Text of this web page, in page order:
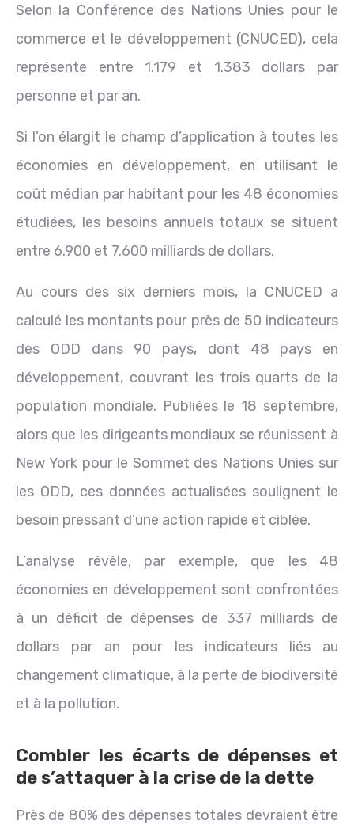
Selon la Conférence des Nations Unies pour le
commerce et le développement (CNUCED), cela
représente entre 1.179 et 1.383 dollars par
personne et par an.
Si l’on élargit le champ d’application à toutes les
économies en développement, en utilisant le
coût médian par habitant pour les 48 économies
étudiées, les besoins annuels totaux se situent
entre 6.900 et 7.600 milliards de dollars.
Au cours des six derniers mois, la CNUCED a
calculé les montants pour près de 50 indicateurs
des ODD dans 90 pays, dont 48 pays en
développement, couvrant les trois quarts de la
population mondiale. Publiées le 18 septembre,
alors que les dirigeants mondiaux se réunissent à
New York pour le Sommet des Nations Unies sur
les ODD, ces données actualisées soulignent le
besoin pressant d’une action rapide et ciblée.
L’analyse révèle, par exemple, que les 48
économies en développement sont confrontées
à un déficit de dépenses de 337 milliards de
dollars par an pour les indicateurs liés au
changement climatique, à la perte de biodiversité
et à la pollution.
Combler les écarts de dépenses et
de s’attaquer à la crise de la dette
Près de 80% des dépenses totales devraient être